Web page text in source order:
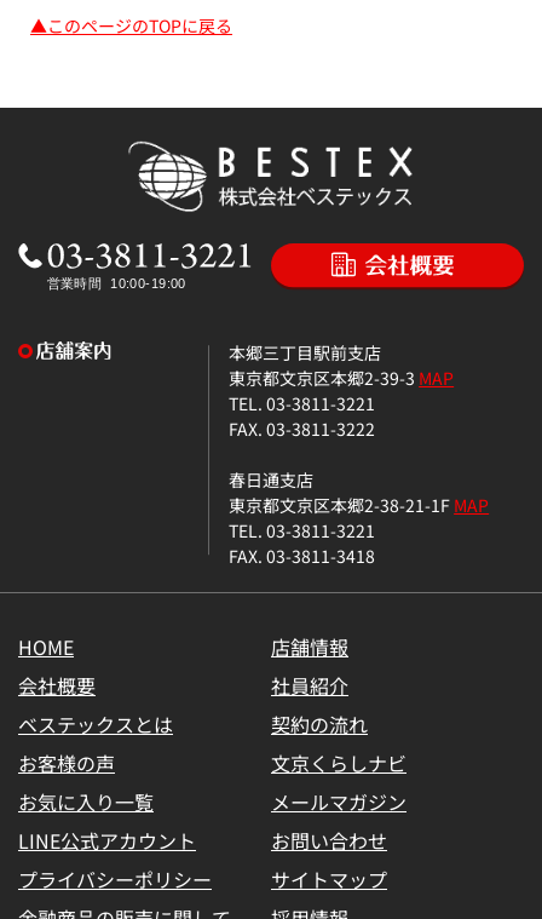
▲このページのTOPに戻る
本郷三丁目駅前支店
東京都文京区本郷2-39-3 MAP
TEL. 03-3811-3221
FAX. 03-3811-3222
春日通支店
東京都文京区本郷2-38-21-1FMAP
TEL. 03-3811-3221
FAX. 03-3811-3418
HOME
店舗情報
会社概要
社員紹介
ベステックスとは
契約の流れ
お客様の声
文京くらしナビ
お気に入り一覧
メールマガジン
LINE公式アカウント
お問い合わせ
プライバシーポリシー
サイトマップ